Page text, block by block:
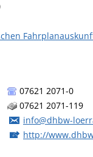
07621 2071-0
07621 2071-119
info@dhbw-
http://